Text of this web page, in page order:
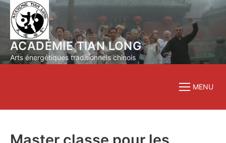
Aller
contenu
ACADÉMIE TIAN LONG
Arts énergétiques traditionnels chinois
MENU